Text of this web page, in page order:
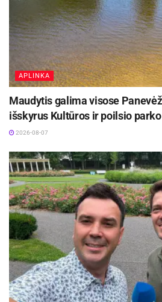
APLINKA
Maudytis galima visose
išskyrus Kultūros ir poilsio
2026-08-07